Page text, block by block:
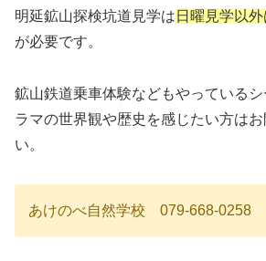
明延鉱山探検坑道見学は 日曜見学以
が必要です。
鉱山鉄道乗車体験などもやっている
ラマの世界観や歴史を感じたい方は
い。
あけのべ自然学校 079-668-0258